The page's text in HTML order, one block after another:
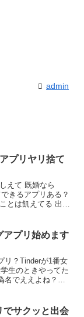
】
admin
プリヤリ捨て
えて 既婚なら
きるアプリある？
とは飢えてる 出会
アプリ始めます
リ？Tinderが1番女
生のときやってた
名でええよね？🥺
でサクッと出会